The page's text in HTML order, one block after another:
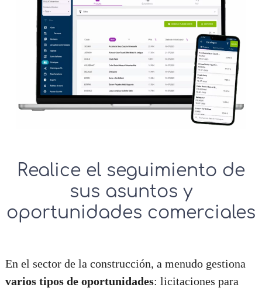
Realice el seguimiento de
sus asuntos y
oportunidades comerciales
En el sector de la construcción, a menudo gestiona
varios tipos de oportunidades: licitaciones para